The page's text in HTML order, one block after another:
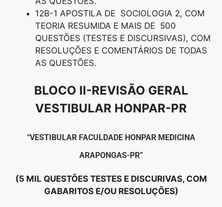
12B-1 APOSTILA DE SOCIOLOGIA 2, COM
TEORIA RESUMIDA E MAIS DE 500
QUESTÕES (TESTES E DISCURSIVAS), COM
RESOLUÇÕES E COMENTÁRIOS DE TODAS
AS QUESTÕES.
BLOCO II-REVISÃO GERAL
VESTIBULAR HONPAR-PR
“VESTIBULAR FACULDADE HONPAR MEDICINA
ARAPONGAS-PR”
(5 MIL QUESTÕES TESTES E DISCURIVAS, COM
GABARITOS E/OU RESOLUÇÕES)